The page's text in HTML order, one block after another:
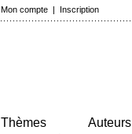
Mon compte | Inscription
Thèmes
Auteurs